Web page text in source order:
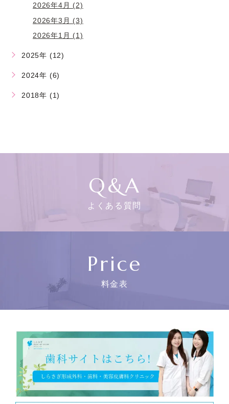
2026年4月 (2)
2026年3月 (3)
2026年1月 (1)
2025年 (12)
2024年 (6)
2018年 (1)
Q&A
よくある質問
Price
料金表